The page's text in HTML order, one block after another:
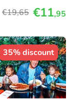
€19,65 €11,95
35% discount